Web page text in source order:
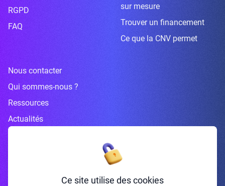
RGPD
FAQ
sur mesure
Trouver un financement
Ce que la CNV permet
Nous contacter
Qui sommes-nous ?
Ressources
Actualités
Inscrivez-vous à la newsletter
Ce site utilise des cookies